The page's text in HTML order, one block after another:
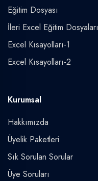
Eğitim Dosyası
İleri Excel Eğitim Dosyaları
Excel Kısayolları-1
Excel Kısayolları-2
Kurumsal
Hakkımızda
Üyelik Paketleri
Sık Sorulan Sorular
Üye Soruları